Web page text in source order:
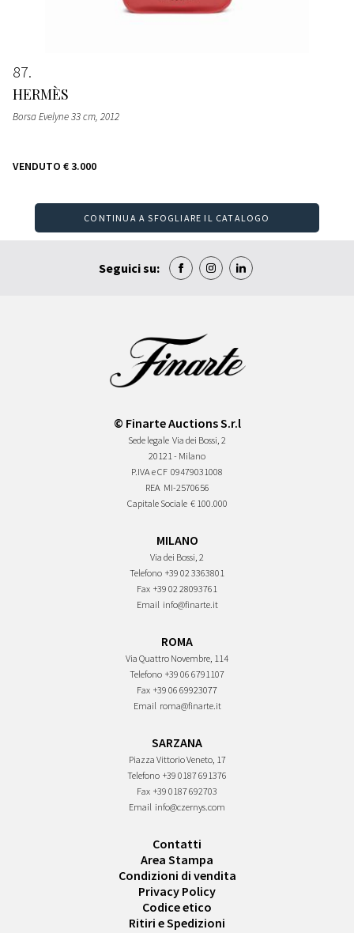
87
HERMÈS
Borsa Evelyne 33 cm, 2012
VENDUTO € 3.000
CONTINUA A SFOGLIARE IL CATALOGO
Seguici su:
© Finarte Auctions S.r.l
Sede legale Via dei Bossi, 2
20121 - Milano
P.IVA e CF 09479031008
REA MI-2570656
Capitale Sociale € 100.000
MILANO
Via dei Bossi, 2
Telefono +39 02 3363801
Fax +39 02 28093761
Email info@finarte.it
ROMA
Via Quattro Novembre, 114
Telefono +39 06 6791107
Fax +39 06 69923077
Email roma@finarte.it
SARZANA
Piazza Vittorio Veneto, 17
Telefono +39 0187 691376
Fax +39 0187 692703
Email info@czernys.com
Contatti
Area Stampa
Condizioni di vendita
Privacy Policy
Codice etico
Ritiri e Spedizioni